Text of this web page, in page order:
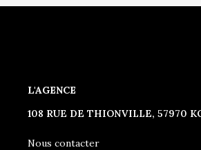
L'AGENCE
108 RUE DE THIONVILLE, 57970
Nous contacter